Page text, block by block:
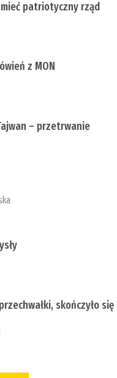
patriotyczny rząd
z MON
– przetrwanie
skończyło się